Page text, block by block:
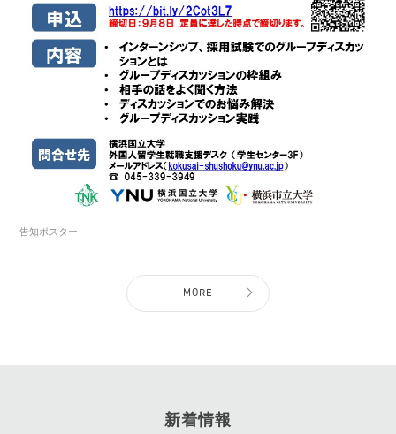
告知ポスター
MORE
新着情報